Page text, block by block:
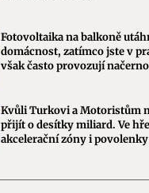
Fotovoltaika na balkoně
domácnost, zatímco jste v
však často provozují načerno
Kvůli Turkovi a Motoristům
přijít o desítky miliard. Ve
akcelerační zóny i povolenky